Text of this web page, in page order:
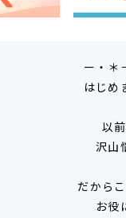
ー・＊
はじめ
以
沢山
だから
お役